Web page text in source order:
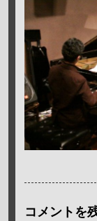
コメントを